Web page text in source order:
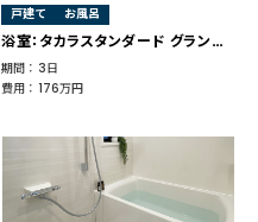
戸建て お風呂
浴室：タカラスタンダード グランスパ
期間 ： 3日
費用 ： 176万円